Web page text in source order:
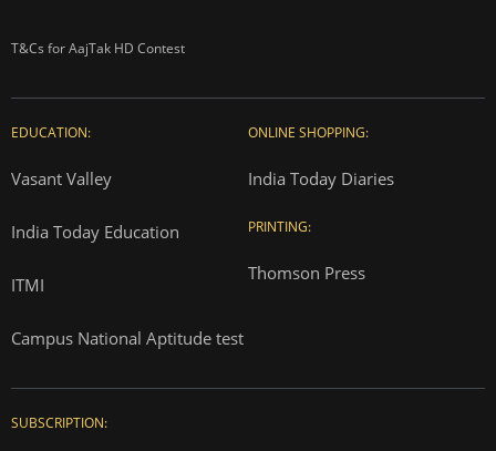
T&Cs for AajTak HD Contest
EDUCATION:
Vasant Valley
India Today Education
ITMI
Campus National Aptitude test
ONLINE SHOPPING:
India Today Diaries
PRINTING:
Thomson Press
SUBSCRIPTION: